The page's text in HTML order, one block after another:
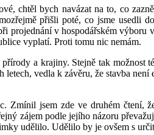
chtěl bych navázat na to, co
přišli poté, co jsme usedli
projednání v hospodářském
vyplatí. Proti tomu nic nemám.
a krajiny. Stejně tak možnost
vedla k závěru, že stavba
jsem zde ve druhém čtení,
zájem podle jejího názoru
udělilo. Udělilo by je ovšem s